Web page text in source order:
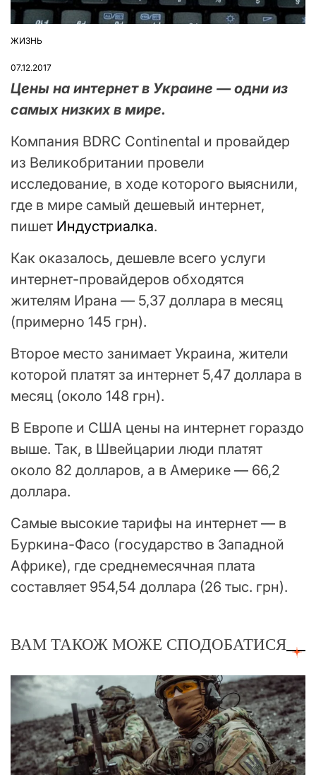
ОПУБЛІКУВАТИ
ЖИЗНЬ
07.12.2017
Цены на интернет в Украине — одни из
самых низких в мире.
Компания BDRC Continental и провайдер
из Великобритании провели
исследование, в ходе которого выяснили,
где в мире самый дешевый интернет,
пишет Индустриалка.
Как оказалось, дешевле всего услуги
интернет-провайдеров обходятся
жителям Ирана — 5,37 доллара в месяц
(примерно 145 грн).
Второе место занимает Украина, жители
которой платят за интернет 5,47 доллара в
месяц (около 148 грн).
В Европе и США цены на интернет гораздо
выше. Так, в Швейцарии люди платят
около 82 долларов, а в Америке — 66,2
доллара.
Самые высокие тарифы на интернет — в
Буркина-Фасо (государство в Западной
Африке), где среднемесячная плата
составляет 954,54 доллара (26 тыс. грн).
ВАМ ТАКОЖ МОЖЕ СПОДОБАТИСЯ